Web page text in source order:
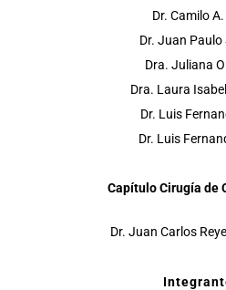
Dr. Camilo
Dr. Juan Paulo
Dra. Juliana
Dra. Laura
Dr. Luis
Dr. Luis
Capítulo Cirugía de
Dr. Juan Carlos